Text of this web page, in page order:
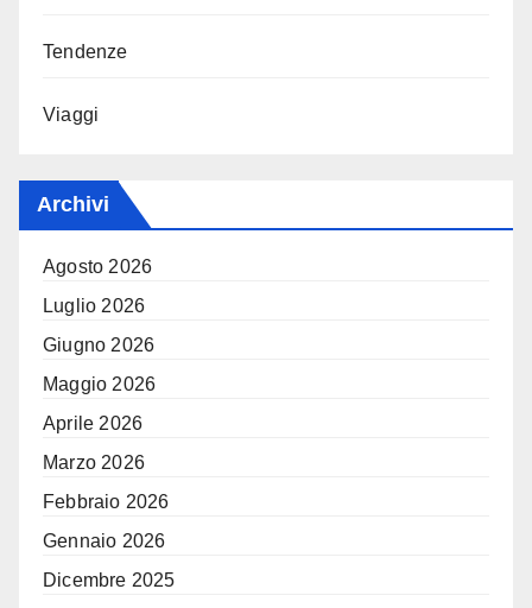
Tendenze
Viaggi
Archivi
Agosto 2026
Luglio 2026
Giugno 2026
Maggio 2026
Aprile 2026
Marzo 2026
Febbraio 2026
Gennaio 2026
Dicembre 2025